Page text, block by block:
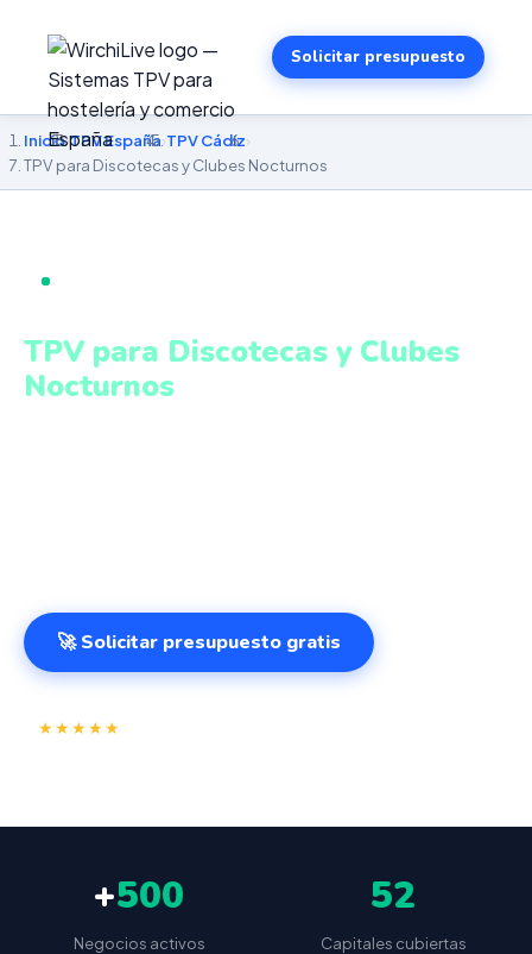
Solicitar presupuesto
Inicio›TPV España›TPV Cádiz›
TPV para Discotecas y Clubes Nocturnos
TPV para Discotecas y Clubes
Nocturnos
🚀 Solicitar presupuesto gratis
★★★★★
+500
Negocios activos
52
Capitales cubiertas